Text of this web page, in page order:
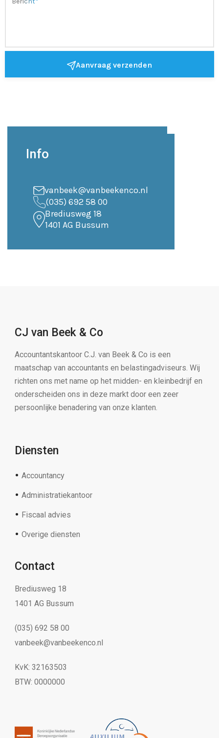
Aanvraag verzenden
Info
vanbeek@vanbeekenco.nl
(035) 692 58 00
Brediusweg 18
1401 AG Bussum
CJ van Beek & Co
Accountantskantoor C.J. van Beek & Co is een
maatschap van accountants en belastingadviseurs. Wij
richten ons met name op het midden- en kleinbedrijf en
onderscheiden ons in deze markt door een zeer
persoonlijke benadering van onze klanten.
Diensten
Accountancy
Administratiekantoor
Fiscaal advies
Overige diensten
Contact
Brediusweg 18
1401 AG Bussum
(035) 692 58 00
vanbeek@vanbeekenco.nl
KvK: 32163503
BTW: 0000000